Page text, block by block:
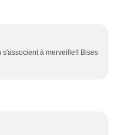
s'associent à merveille!! Bises